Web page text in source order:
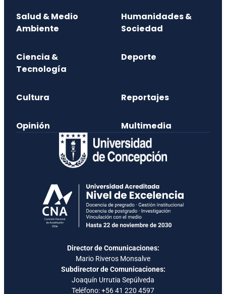
Salud & Medio
Ambiente
Humanidades &
Sociedad
Ciencia &
Tecnología
Deporte
Cultura Reportajes
Opinión Multimedia
Director de Comunicaciones:
Mario Riveros Monsalve
Subdirector de Comunicaciones:
Joaquín Urrutia Sepúlveda
Teléfono:+56 41 220 4597